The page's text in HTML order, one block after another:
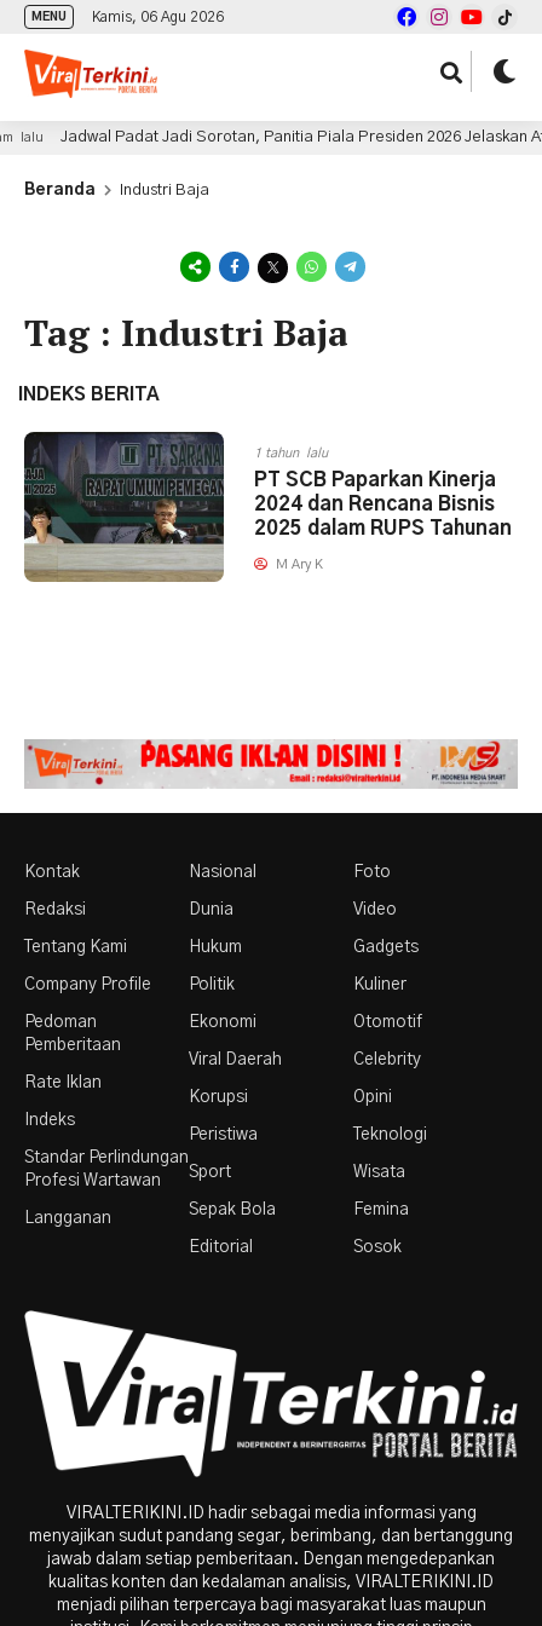
MENU Kamis, 06 Agu 2026
lalu Jadwal Padat Jadi Sorotan, Panitia Piala Presiden 2026 Jelaskan
Beranda Industri Baja
Tag : Industri Baja
INDEKS BERITA
1 tahun lalu
PT SCB Paparkan Kinerja
2024 dan Rencana Bisnis
2025 dalam RUPS Tahunan
M Ary K
Kontak
Redaksi
Tentang Kami
Company Profile
Pedoman
Pemberitaan
Rate Iklan
Indeks
Standar Perlindungan
Profesi Wartawan
Langganan
Nasional
Dunia
Hukum
Politik
Ekonomi
Viral Daerah
Korupsi
Peristiwa
Sport
Sepak Bola
Editorial
Foto
Video
Gadgets
Kuliner
Otomotif
Celebrity
Opini
Teknologi
Wisata
Femina
Sosok
VIRALTERIKINI.ID hadir sebagai media informasi yang
menyajikan sudut pandang segar, berimbang, dan bertanggung
jawab dalam setiap pemberitaan. Dengan mengedepankan
kualitas konten dan kedalaman analisis, VIRALTERIKINI.ID
menjadi pilihan terpercaya bagi masyarakat luas maupun